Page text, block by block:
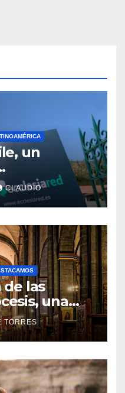
un
CLAUDIO
H
A
Y
C
O
M
N
T
de las
una
el futuro de
TORRES
N
H